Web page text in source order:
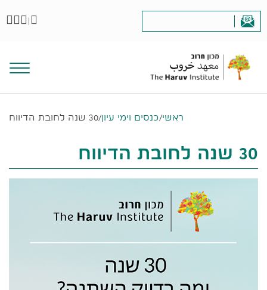
|
ראשי/כנסים וימי עיון/30 שנה לחובת הדיווח
30 שנה לחובת הדיווח